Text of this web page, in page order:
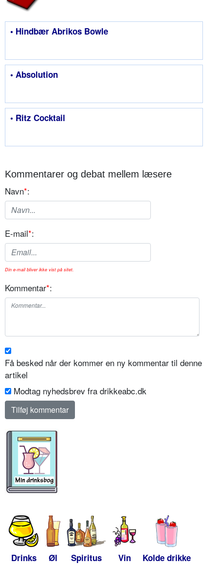
• Hindbær Abrikos Bowle
• Absolution
• Ritz Cocktail
Kommentarer og debat mellem læsere
Navn*:
E-mail*:
Din e-mail bliver ikke vist på sitet.
Kommentar*:
Få besked når der kommer en ny kommentar til denne
artikel
Modtag nyhedsbrev fra drikkeabc.dk
Drinks Øl Spiritus Vin Kolde drikke